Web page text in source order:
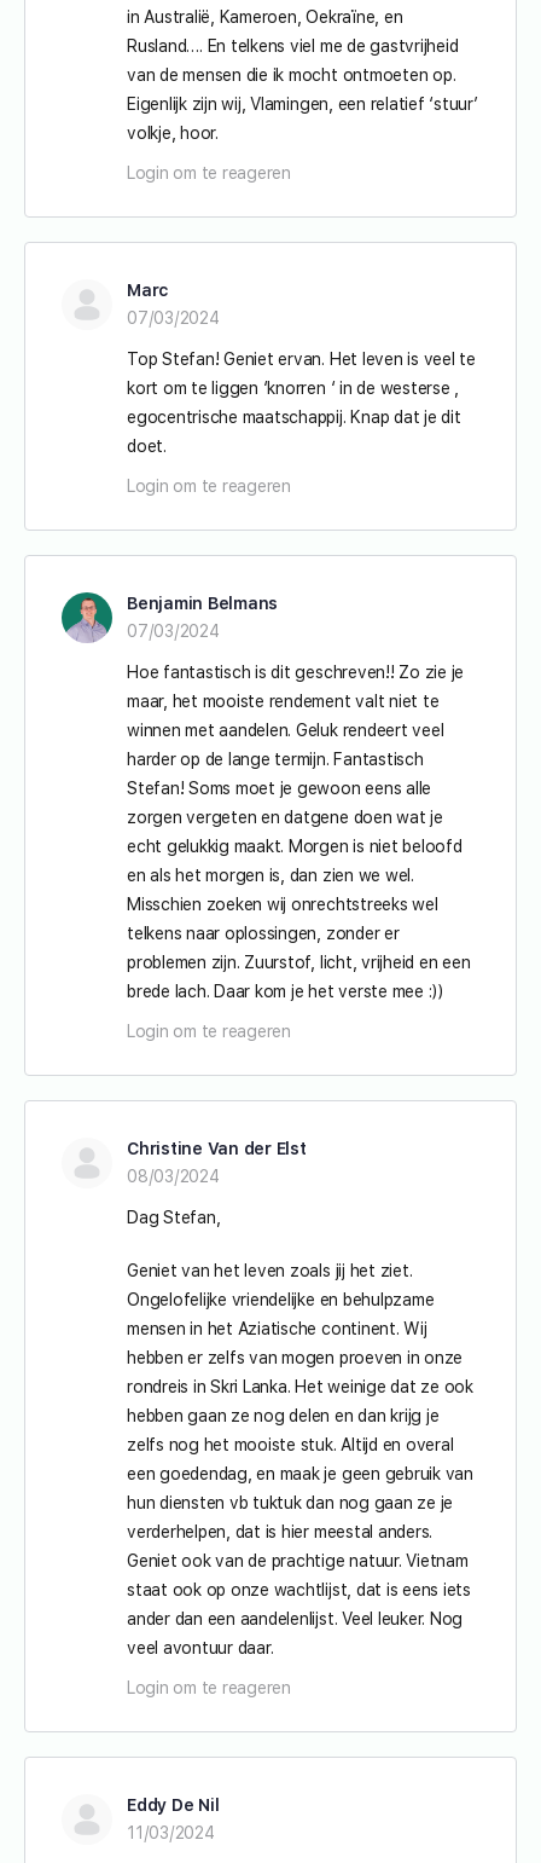
in Australië, Kameroen, Oekraïne, en
Rusland…. En telkens viel me de gastvrijheid
van de mensen die ik mocht ontmoeten op.
Eigenlijk zijn wij, Vlamingen, een relatief ‘stuur’
volkje, hoor.
Login om te reageren
Marc
07/03/2024
Top Stefan! Geniet ervan. Het leven is veel te
kort om te liggen ‘knorren ‘ in de westerse ,
egocentrische maatschappij. Knap dat je dit
doet.
Login om te reageren
Benjamin Belmans
07/03/2024
Hoe fantastisch is dit geschreven!! Zo zie je
maar, het mooiste rendement valt niet te
winnen met aandelen. Geluk rendeert veel
harder op de lange termijn. Fantastisch
Stefan! Soms moet je gewoon eens alle
zorgen vergeten en datgene doen wat je
echt gelukkig maakt. Morgen is niet beloofd
en als het morgen is, dan zien we wel.
Misschien zoeken wij onrechtstreeks wel
telkens naar oplossingen, zonder er
problemen zijn. Zuurstof, licht, vrijheid en een
brede lach. Daar kom je het verste mee :))
Login om te reageren
Christine Van der Elst
08/03/2024
Dag Stefan,
Geniet van het leven zoals jij het ziet.
Ongelofelijke vriendelijke en behulpzame
mensen in het Aziatische continent. Wij
hebben er zelfs van mogen proeven in onze
rondreis in Skri Lanka. Het weinige dat ze ook
hebben gaan ze nog delen en dan krijg je
zelfs nog het mooiste stuk. Altijd en overal
een goedendag, en maak je geen gebruik van
hun diensten vb tuktuk dan nog gaan ze je
verderhelpen, dat is hier meestal anders.
Geniet ook van de prachtige natuur. Vietnam
staat ook op onze wachtlijst, dat is eens iets
ander dan een aandelenlijst. Veel leuker. Nog
veel avontuur daar.
Login om te reageren
Eddy De Nil
11/03/2024